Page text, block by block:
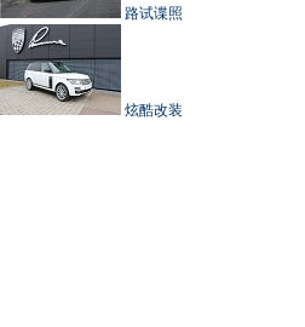
路试谍照
炫酷改装